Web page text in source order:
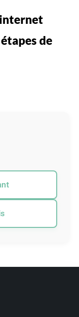
de